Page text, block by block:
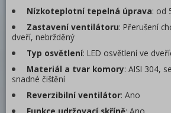
Nízkoteplotní tepelná úprava: od
Zastavení ventilátoru: Přerušení
dveří, nebržděný
Typ osvětlení: LED osvětlení ve
Materiál a tvar komory: AISI 304,
snadné čištění
Reverzibilní ventilátor: Ano